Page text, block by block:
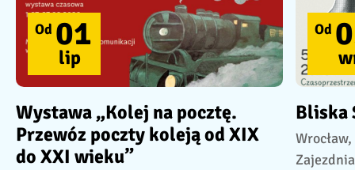
Od 01
lip
Wystawa „Kolej na pocztę.
Przewóz poczty koleją od XIX
do XXI wieku”
Od
Bliska